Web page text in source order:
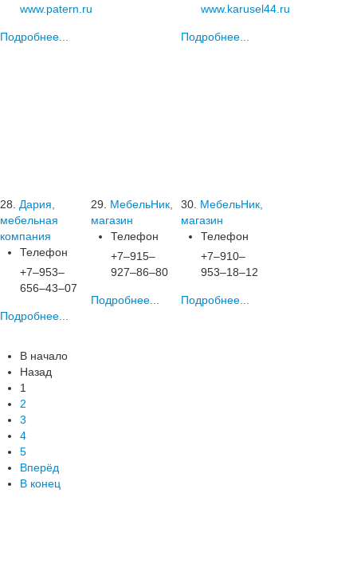
www.patern.ru
Подробнее...
www.karusel44.ru
Подробнее...
28.
Дария,
мебельная
компания
Телефон
+7‒953‒
656‒43‒07
Подробнее...
29.
МебельНик,
магазин
Телефон
+7‒915‒
927‒86‒80
Подробнее...
30. МебельНик,
магазин
Телефон
+7‒910‒
953‒18‒12
Подробнее...
В начало
Назад
1
2
3
4
5
Вперёд
В конец